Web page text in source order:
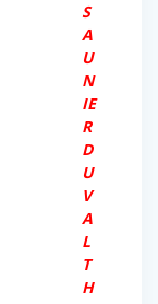
S
A
U
N
IE
R
D
U
V
A
L
T
H